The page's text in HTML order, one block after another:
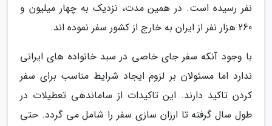
نفر رسیده است. در همین مدت، نزدیک به چهار میلیون و
260 هزار نفر از ایران به خارج از کشور سفر نموده اند.
با وجود آنکه سفر جای خاصی در سبد خانواده های ایرانی
ندارد اما مسئولان بر لزوم ایجاد شرایط مناسب برای سفر
کردن تاکید دارند. این تاکیدات از ساماندهی تعطیلات در
طول سال گرفته تا ارزان سازی سفر را شامل می گردد. حتی